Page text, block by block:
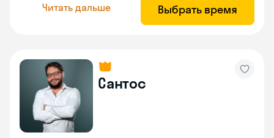
Читать дальше Выбрать время
Сантос